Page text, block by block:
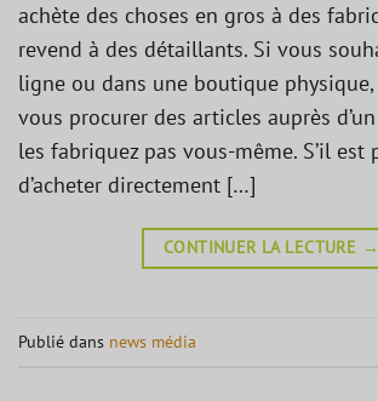
achète des choses en gros à des
revend à des détaillants. Si vous
ligne ou dans une boutique physique,
vous procurer des articles auprès
les fabriquez pas vous-même. S’il est
d’acheter directement […]
CONTINUER LA LECTURE →
Publié dans news média